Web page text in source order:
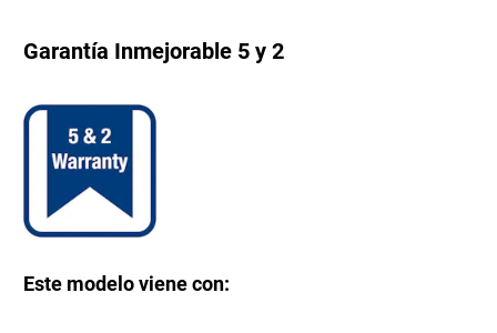
Garantía Inmejorable 5 y 2
Este modelo viene con: